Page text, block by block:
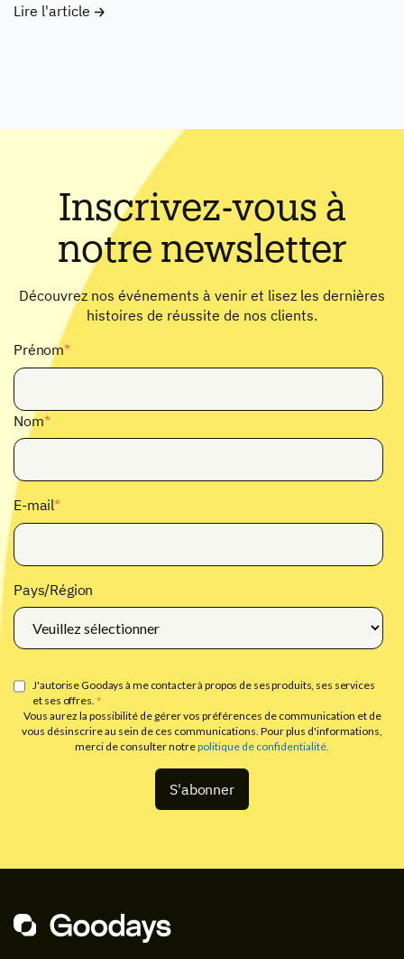
Lire l'article
Inscrivez-vous à
notre newsletter
Découvrez nos événements à venir et lisez les dernières
histoires de réussite de nos clients.
Prénom*
Nom*
E-mail*
Pays/Région
J'autorise Goodays à me contacter à propos de ses produits, ses services
et ses offres. *
Vous aurez la possibilité de gérer vos préférences de communication et de
vous désinscrire au sein de ces communications. Pour plus d'informations,
merci de consulter notrepolitique de confidentialité.